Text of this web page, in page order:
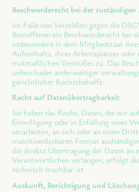
Beschwerderecht bei der
Im Falle von Verstößen gegen die
Betroffenen ein Beschwerderecht bei
insbesondere in dem Mitgliedstaat
Aufenthalts, ihres Arbeitsplatzes oder
mutmaßlichen Verstoßes zu. Das
unbeschadet anderweitiger
gerichtlicher Rechtsbehelfe.
Recht auf Datenübertragbarkeit
Sie haben das Recht, Daten, die wir
Einwilligung oder in Erfüllung eines
verarbeiten, an sich oder an einen
maschinenlesbaren Format
die direkte Übertragung der Daten an
Verantwortlichen verlangen, erfolgt
technisch machbar ist.
Auskunft, Berichtigung und